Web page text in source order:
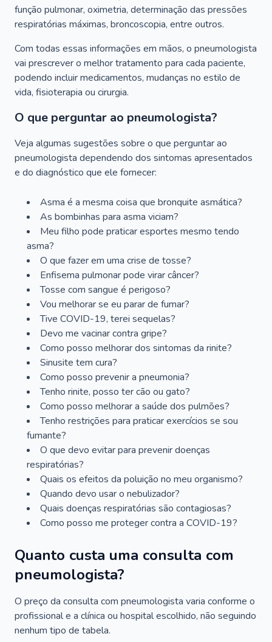
função pulmonar, oximetria, determinação das pressões
respiratórias máximas, broncoscopia, entre outros.
Com todas essas informações em mãos, o pneumologista
vai prescrever o melhor tratamento para cada paciente,
podendo incluir medicamentos, mudanças no estilo de
vida, fisioterapia ou cirurgia.
O que perguntar ao pneumologista?
Veja algumas sugestões sobre o que perguntar ao
pneumologista dependendo dos sintomas apresentados
e do diagnóstico que ele fornecer:
Asma é a mesma coisa que bronquite asmática?
As bombinhas para asma viciam?
Meu filho pode praticar esportes mesmo tendo
asma?
O que fazer em uma crise de tosse?
Enfisema pulmonar pode virar câncer?
Tosse com sangue é perigoso?
Vou melhorar se eu parar de fumar?
Tive COVID-19, terei sequelas?
Devo me vacinar contra gripe?
Como posso melhorar dos sintomas da rinite?
Sinusite tem cura?
Como posso prevenir a pneumonia?
Tenho rinite, posso ter cão ou gato?
Como posso melhorar a saúde dos pulmões?
Tenho restrições para praticar exercícios se sou
fumante?
O que devo evitar para prevenir doenças
respiratórias?
Quais os efeitos da poluição no meu organismo?
Quando devo usar o nebulizador?
Quais doenças respiratórias são contagiosas?
Como posso me proteger contra a COVID-19?
Quanto custa uma consulta com
pneumologista?
O preço da consulta com pneumologista varia conforme o
profissional e a clínica ou hospital escolhido, não seguindo
nenhum tipo de tabela.